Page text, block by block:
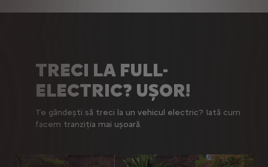
TRECI LA FULL-
ELECTRIC? UȘOR!
Te gândești să treci la un vehicul electric? Iată cum
facem tranziția mai ușoară.